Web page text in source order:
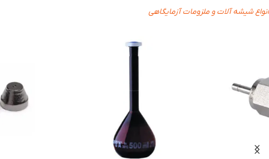
انواع شیشه آلات و ملزومات آزمایگاهی